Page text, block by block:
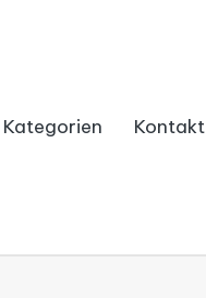
Kategorien Kontakt